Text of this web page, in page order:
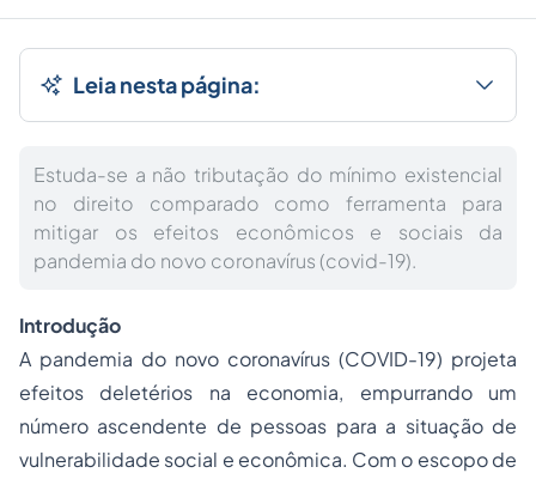
Leia nesta página:
Estuda-se a não tributação do mínimo existencial
no direito comparado como ferramenta para
mitigar os efeitos econômicos e sociais da
pandemia do novo coronavírus (covid-19).
Introdução
A pandemia do novo coronavírus (COVID-19) projeta
efeitos deletérios na economia, empurrando um
número ascendente de pessoas para a situação de
vulnerabilidade social e econômica. Com o escopo de